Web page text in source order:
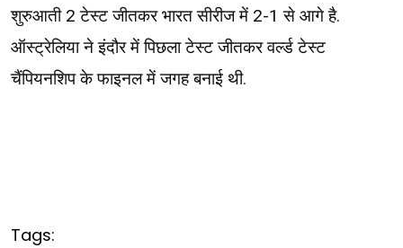
शुरुआती 2 टेस्ट जीतकर भारत सीरीज में 2-1 से आगे है.
ऑस्ट्रेलिया ने इंदौर में पिछला टेस्ट जीतकर वर्ल्ड टेस्ट
चैंपियनशिप के फाइनल में जगह बनाई थी.
Tags: